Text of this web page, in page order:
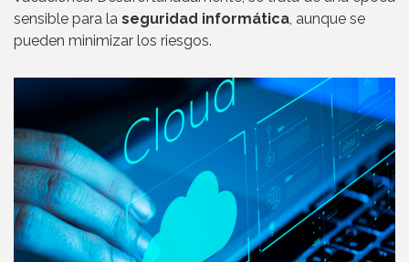
sensible para la seguridad informática, aunque se
pueden minimizar los riesgos.